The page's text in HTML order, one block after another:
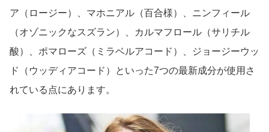
ア（ロージー）、マホニアル（百合様）、ニンフィール
（オゾニックなスズラン）、カルマフロール（サリチル
酸）、ポマローズ（ミラベルアコード）、ジョージーウッ
ド（ウッディアコード）といった7つの最新成分が使用さ
れている点にあります。